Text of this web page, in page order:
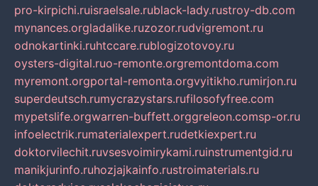
pro-kirpichi.ruisraelsale.rublack-lady.rustroy-db.com
mynances.orgladalike.ruzozor.rudvigremont.ru
odnokartinki.ruhtccare.rublogizotovoy.ru
oysters-digital.ruo-remonte.orgremontdoma.com
myremont.orgportal-remonta.orgvyitikho.rumirjon.ru
superdeutsch.rumycrazystars.rufilosofyfree.com
mypetslife.orgwarren-buffett.orggreleon.comsp-or.ru
infoelectrik.rumaterialexpert.rudetkiexpert.ru
doktorvilechit.ruvsesvoimirykami.ruinstrumentgid.ru
manikjurinfo.ruhozjajkainfo.rustroimaterials.ru